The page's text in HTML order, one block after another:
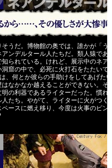
うだ。博物館の奥では、誰かが「う
ンデルタール人たちだ。類人猿であ
られている。けれど、展示中のネア
窟の中で、必死に火打石をたたいて
、何とか彼らの手助けをしてあげた
なかなか越えることができない。そ
の利器であるライターだった。慣れ
たち。やがて、ライターに火がつく
ースに燃え移り、今度は火事のピ